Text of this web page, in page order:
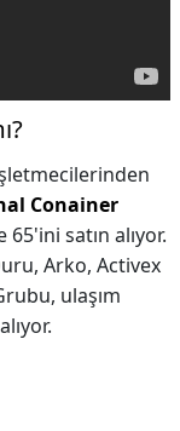
Conainer
satın alıyor.
Arko, Activex
ulaşım